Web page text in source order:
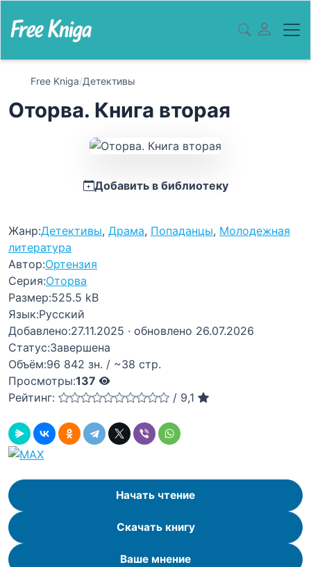
Free Kniga/Детективы
Оторва. Книга вторая
Добавить в библиотеку
Жанр:Детективы, Драма, Попаданцы, Молодежная
литература
Автор:Ортензия
Серия:Оторва
Размер:525.5 kB
Язык:Русский
Добавлено:27.11.2025 · обновлено 26.07.2026
Статус:Завершена
Объём:96 842 зн. / ~38 стр.
Просмотры:137
Рейтинг:
/ 9,1
Начать чтение
Скачать книгу
Ваше мнение